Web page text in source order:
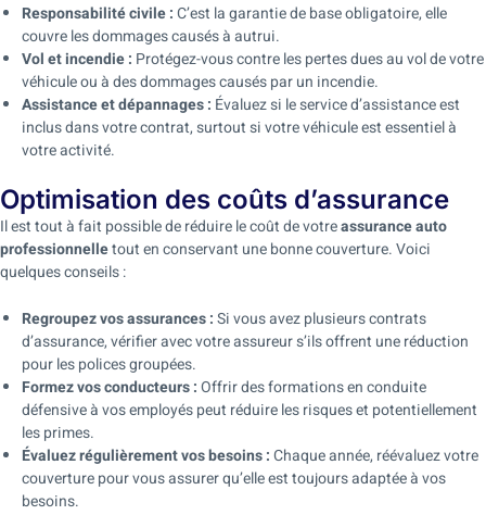
Responsabilité civile :C’est la garantie de base obligatoire, elle
couvre les dommages causés à autrui.
Vol et incendie : Protégez-vous contre les pertes dues au vol de votre
véhicule ou à des dommages causés par un incendie.
Assistance et dépannages : Évaluez si le service d’assistance est
inclus dans votre contrat, surtout si votre véhicule est essentiel à
votre activité.
Optimisation des coûts d’assurance
Il est tout à fait possible de réduire le coût de votreassurance auto
professionnelletout en conservant une bonne couverture. Voici
quelques conseils :
Regroupez vos assurances :Si vous avez plusieurs contrats
d’assurance, vérifier avec votre assureur s’ils offrent une réduction
pour les polices groupées.
Formez vos conducteurs :Offrir des formations en conduite
défensive à vos employés peut réduire les risques et potentiellement
les primes.
Évaluez régulièrement vos besoins :Chaque année, réévaluez votre
couverture pour vous assurer qu’elle est toujours adaptée à vos
besoins.